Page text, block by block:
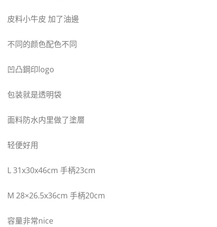
皮料小牛皮 加了油邊
不同的颜色配色不同
凹凸鋼印logo
包装就是透明袋
面料防水内里做了塗層
轻便好用
L 31x30x46cm 手柄23cm
M 28×26.5x36cm 手柄20cm
容量非常nice